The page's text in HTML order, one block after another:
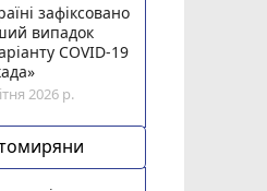
зафіксовано
випадок
COVID-19
2026 р.